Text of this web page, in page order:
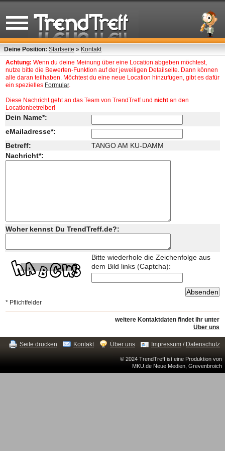
Deine Position: Startseite » Kontakt
Achtung: Wenn du deine Meinung über eine Location abgeben möchtest,
nutze bitte die Bewerten-Funktion auf der jeweiligen Detailseite. Dann können
alle daran teilhaben. Möchtest du eine neue Location hinzufügen, gibt es dafür
ein spezielles Formular.
Diese Nachricht geht an das Team von TrendTreff und nicht an den
Locationbetreiber!
Dein Name*:
eMailadresse*:
Betreff:
TANGO AM KU-DAMM
Nachricht*:
Woher kennst Du TrendTreff.de?:
Bitte wiederhole die Zeichenfolge aus
dem Bild links (Captcha):
* Pflichtfelder
weitere Kontaktdaten findet ihr unter
Über uns
Seite drucken Kontakt Über uns Impressum / Datenschutz
© 2024 TrendTreff ist eine Produktion von
MKU.de Neue Medien, Grevenbroich